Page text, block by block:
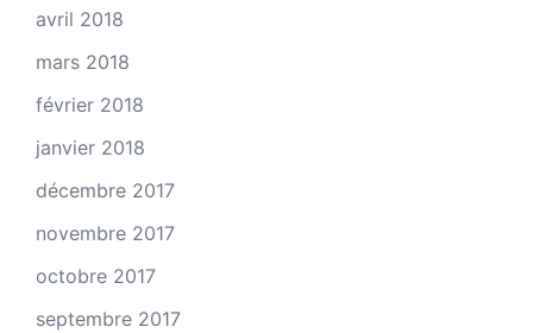
avril 2018
mars 2018
février 2018
janvier 2018
décembre 2017
novembre 2017
octobre 2017
septembre 2017